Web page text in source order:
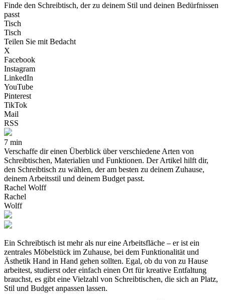
Finde den Schreibtisch, der zu deinem Stil und deinen Bedürfnissen
passt
Tisch
Tisch
Teilen Sie mit Bedacht
X
Facebook
Instagram
LinkedIn
YouTube
Pinterest
TikTok
Mail
RSS
7 min
Verschaffe dir einen Überblick über verschiedene Arten von
Schreibtischen, Materialien und Funktionen. Der Artikel hilft dir,
den Schreibtisch zu wählen, der am besten zu deinem Zuhause,
deinem Arbeitsstil und deinem Budget passt.
Rachel Wolff
Rachel
Wolff
Ein Schreibtisch ist mehr als nur eine Arbeitsfläche – er ist ein
zentrales Möbelstück im Zuhause, bei dem Funktionalität und
Ästhetik Hand in Hand gehen sollten. Egal, ob du von zu Hause
arbeitest, studierst oder einfach einen Ort für kreative Entfaltung
brauchst, es gibt eine Vielzahl von Schreibtischen, die sich an Platz,
Stil und Budget anpassen lassen.